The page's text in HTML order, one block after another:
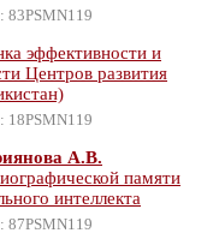
83PSMN119
эффективности и
Центров развития
18PSMN119
А.В.
памяти
интеллекта
87PSMN119